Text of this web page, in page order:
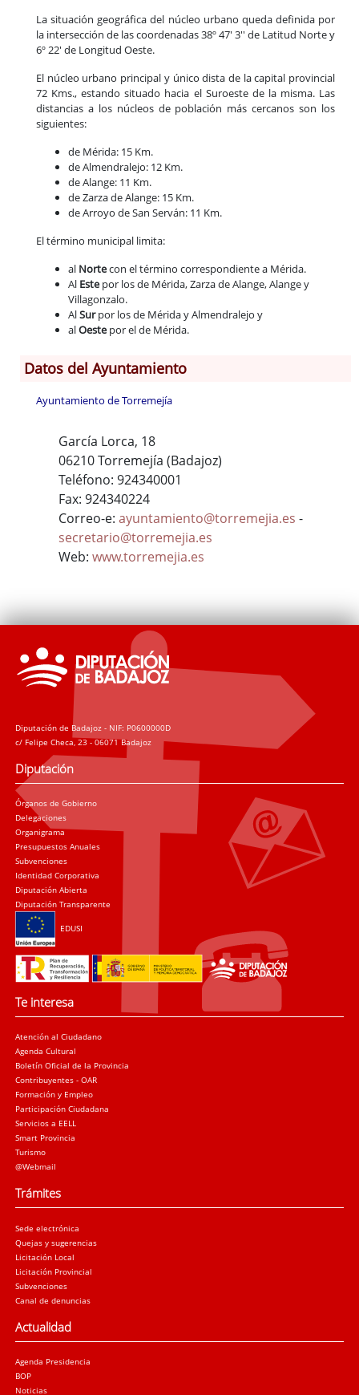
La situación geográfica del núcleo urbano queda definida por
la intersección de las coordenadas 38º 47' 3'' de Latitud Norte y
6º 22' de Longitud Oeste.
El núcleo urbano principal y único dista de la capital provincial
72 Kms., estando situado hacia el Suroeste de la misma. Las
distancias a los núcleos de población más cercanos son los
siguientes:
de Mérida: 15 Km.
de Almendralejo: 12 Km.
de Alange: 11 Km.
de Zarza de Alange: 15 Km.
de Arroyo de San Serván: 11 Km.
El término municipal limita:
al Nortecon el término correspondiente a Mérida.
Al Estepor los de Mérida, Zarza de Alange, Alange y
Villagonzalo.
AlSurpor los de Mérida y Almendralejo y
alOestepor el de Mérida.
Datos del Ayuntamiento
Ayuntamiento de Torremejía
García Lorca, 18
06210 Torremejía (Badajoz)
Teléfono: 924340001
Fax: 924340224
Correo-e: ayuntamiento@torremejia.es -
secretario@torremejia.es
Web: www.torremejia.es
Diputación de Badajoz - NIF: P0600000D
c/ Felipe Checa, 23 - 06071 Badajoz
Diputación
Órganos de Gobierno
Delegaciones
Organigrama
Presupuestos Anuales
Subvenciones
Identidad Corporativa
Diputación Abierta
Diputación Transparente
EDUSI
Te interesa
Atención al Ciudadano
Agenda Cultural
Boletín Oficial de la Provincia
Contribuyentes - OAR
Formación y Empleo
Participación Ciudadana
Servicios a EELL
Smart Provincia
Turismo
@Webmail
Trámites
Sede electrónica
Quejas y sugerencias
Licitación Local
Licitación Provincial
Subvenciones
Canal de denuncias
Actualidad
Agenda Presidencia
BOP
Noticias